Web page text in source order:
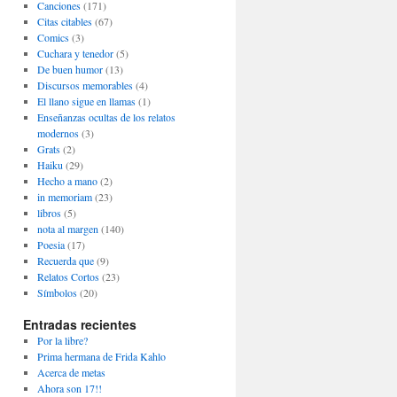
Canciones(171)
Citas citables(67)
Comics(3)
Cuchara y tenedor(5)
De buen humor(13)
Discursos memorables(4)
El llano sigue en llamas(1)
Enseñanzas ocultas de los relatos
modernos(3)
Grats(2)
Haiku (29)
Hecho a mano(2)
in memoriam(23)
libros(5)
nota al margen (140)
Poesia(17)
Recuerda que(9)
Relatos Cortos(23)
Símbolos(20)
Entradas recientes
Por la libre?
Prima hermana de Frida Kahlo
Acerca de metas
Ahora son 17!!